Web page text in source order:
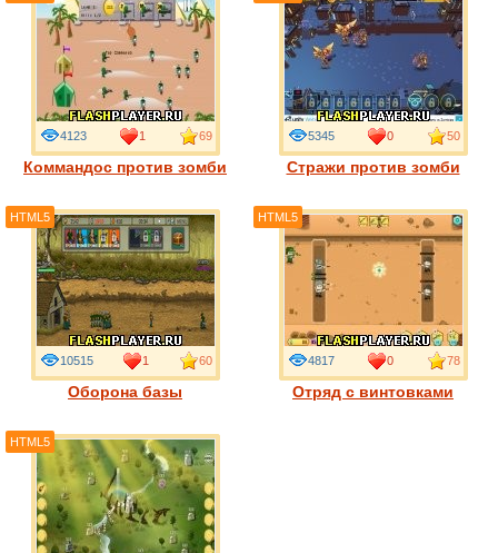
Коммандос против зомби
4123 1 69
Стражи против зомби
5345 0 50
Оборона базы
10515 1 60
HTML5
Отряд с винтовками
4817 0 78
HTML5
HTML5